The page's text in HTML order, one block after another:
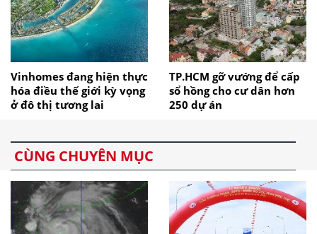
Vinhomes đang hiện thực
hóa điều thế giới kỳ vọng
ở đô thị tương lai
TP.HCM gỡ vướng để cấp
sổ hồng cho cư dân hơn
250 dự án
CÙNG CHUYÊN MỤC